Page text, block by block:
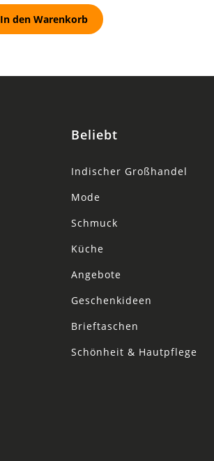
In den Warenkorb
Beliebt
Indischer Großhandel
Mode
Schmuck
Küche
Angebote
Geschenkideen
Brieftaschen
Schönheit & Hautpflege